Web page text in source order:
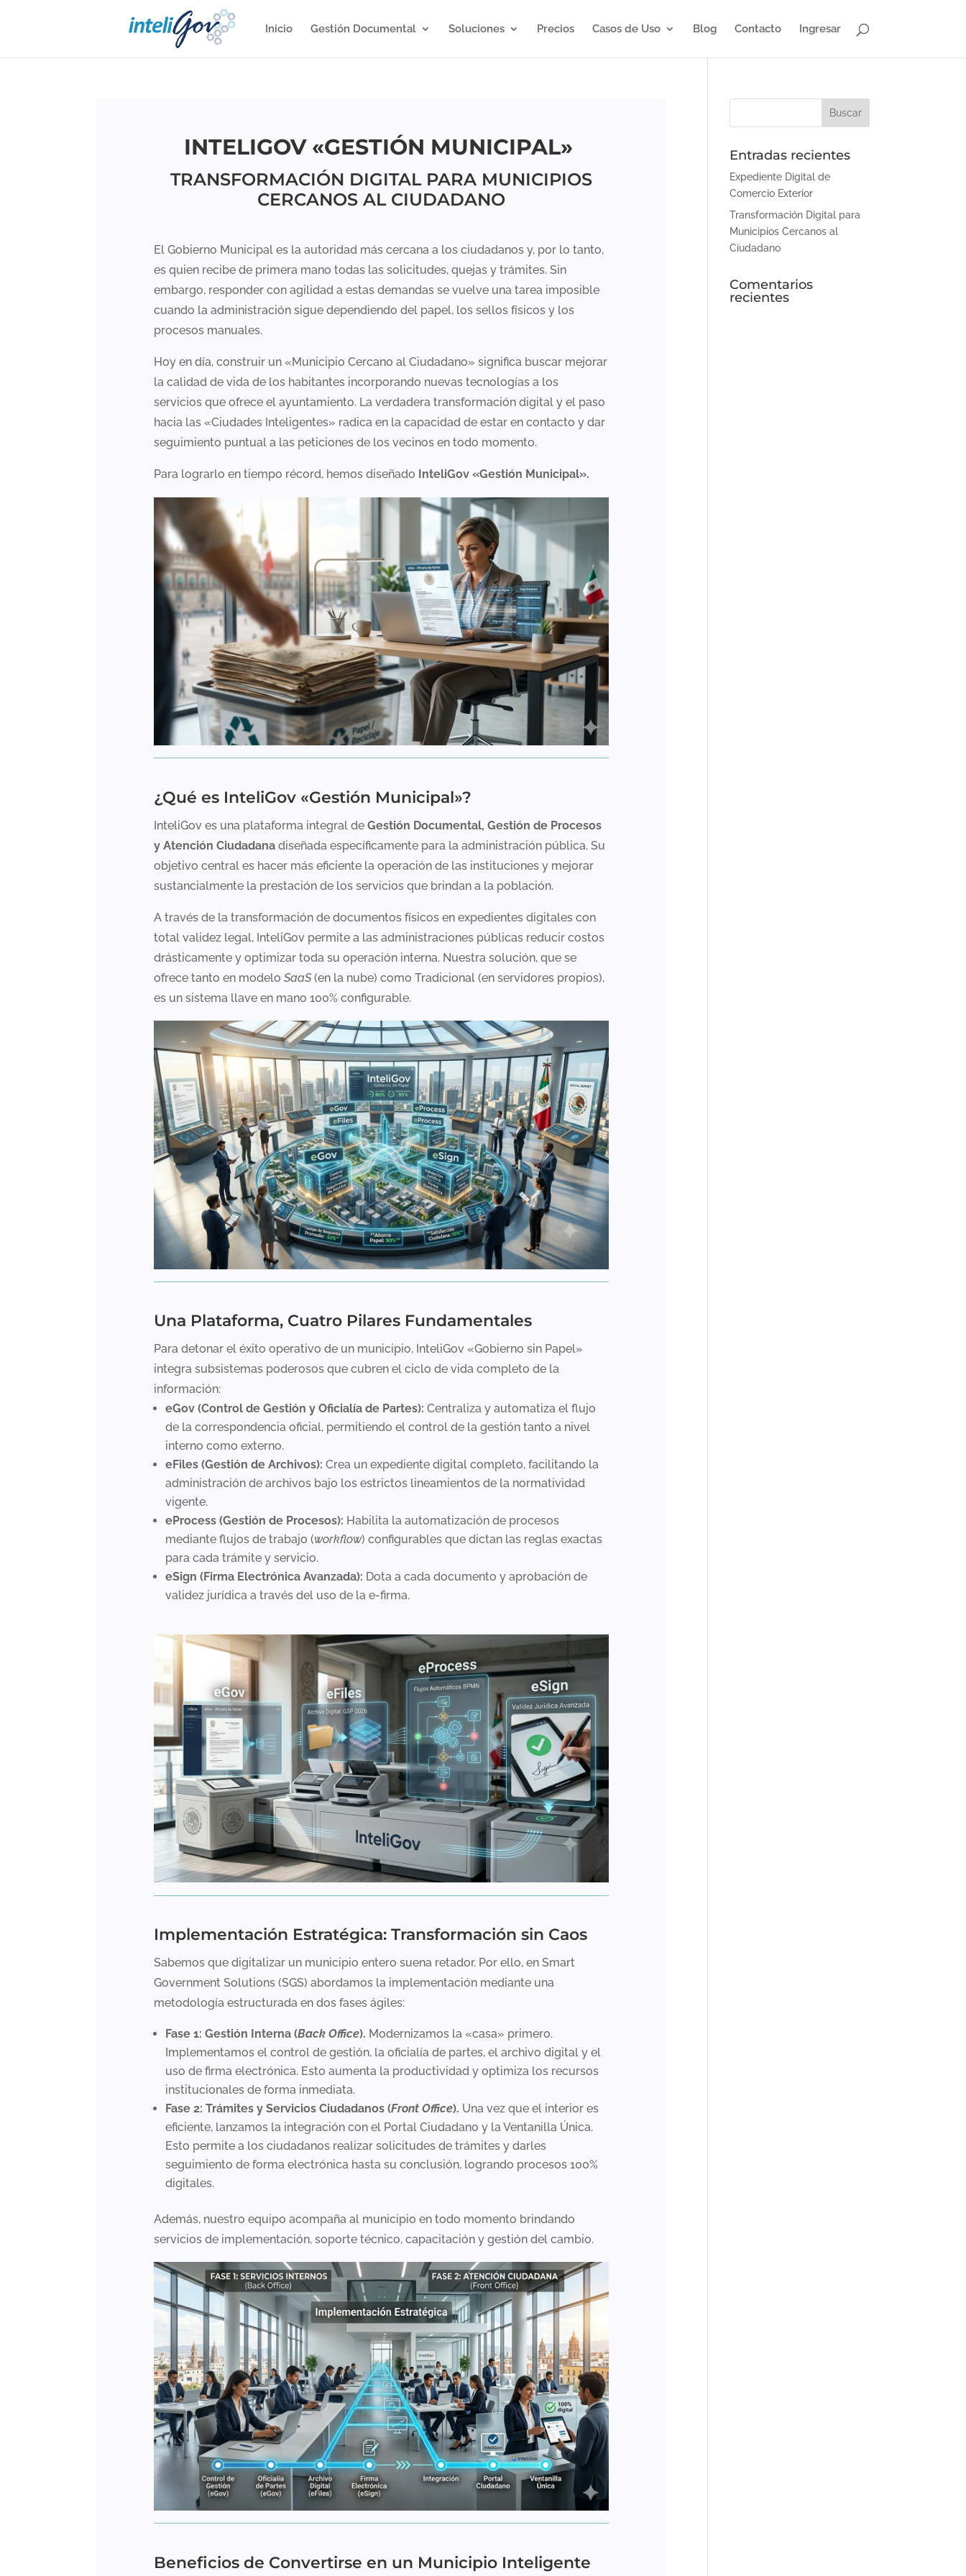
Inicio Gestión Documental Soluciones Precios Casos de Uso Blog Contacto Ingresar
INTELIGOV «GESTIÓN MUNICIPAL»
TRANSFORMACIÓN DIGITAL PARA MUNICIPIOS
CERCANOS AL CIUDADANO
El Gobierno Municipal es la autoridad más cercana a los ciudadanos y, por lo tanto,
es quien recibe de primera mano todas las solicitudes, quejas y trámites. Sin
embargo, responder con agilidad a estas demandas se vuelve una tarea imposible
cuando la administración sigue dependiendo del papel, los sellos físicos y los
procesos manuales.
Hoy en día, construir un «Municipio Cercano al Ciudadano» significa buscar mejorar
la calidad de vida de los habitantes incorporando nuevas tecnologías a los
servicios que ofrece el ayuntamiento. La verdadera transformación digital y el paso
hacia las «Ciudades Inteligentes» radica en la capacidad de estar en contacto y dar
seguimiento puntual a las peticiones de los vecinos en todo momento.
Para lograrlo en tiempo récord, hemos diseñado InteliGov «Gestión Municipal».
¿Qué es InteliGov «Gestión Municipal»?
InteliGov es una plataforma integral de Gestión Documental, Gestión de Procesos
y Atención Ciudadanadiseñada específicamente para la administración pública. Su
objetivo central es hacer más eficiente la operación de las instituciones y mejorar
sustancialmente la prestación de los servicios que brindan a la población.
A través de la transformación de documentos físicos en expedientes digitales con
total validez legal, InteliGov permite a las administraciones públicas reducir costos
drásticamente y optimizar toda su operación interna. Nuestra solución, que se
ofrece tanto en modelo SaaS(en la nube) como Tradicional (en servidores propios),
es un sistema llave en mano 100% configurable.
Una Plataforma, Cuatro Pilares Fundamentales
Para detonar el éxito operativo de un municipio, InteliGov «Gobierno sin Papel»
integra subsistemas poderosos que cubren el ciclo de vida completo de la
información:
eGov (Control de Gestión y Oficialía de Partes): Centraliza y automatiza el flujo
de la correspondencia oficial, permitiendo el control de la gestión tanto a nivel
interno como externo.
eFiles (Gestión de Archivos): Crea un expediente digital completo, facilitando la
administración de archivos bajo los estrictos lineamientos de la normatividad
vigente.
eProcess (Gestión de Procesos): Habilita la automatización de procesos
mediante flujos de trabajo (workflow) configurables que dictan las reglas exactas
para cada trámite y servicio.
eSign (Firma Electrónica Avanzada): Dota a cada documento y aprobación de
validez jurídica a través del uso de la e-firma.
Implementación Estratégica: Transformación sin Caos
Sabemos que digitalizar un municipio entero suena retador. Por ello, en Smart
Government Solutions (SGS) abordamos la implementación mediante una
metodología estructurada en dos fases ágiles:
Fase 1: Gestión Interna (Back Office). Modernizamos la «casa» primero.
Implementamos el control de gestión, la oficialía de partes, el archivo digital y el
uso de firma electrónica. Esto aumenta la productividad y optimiza los recursos
institucionales de forma inmediata.
Fase 2: Trámites y Servicios Ciudadanos (Front Office). Una vez que el interior es
eficiente, lanzamos la integración con el Portal Ciudadano y la Ventanilla Única.
Esto permite a los ciudadanos realizar solicitudes de trámites y darles
seguimiento de forma electrónica hasta su conclusión, logrando procesos 100%
digitales.
Además, nuestro equipo acompaña al municipio en todo momento brindando
servicios de implementación, soporte técnico, capacitación y gestión del cambio.
Beneficios de Convertirse en un Municipio Inteligente
Entradas recientes
Expediente Digital de
Comercio Exterior
Transformación Digital para
Municipios Cercanos al
Ciudadano
Comentarios
recientes